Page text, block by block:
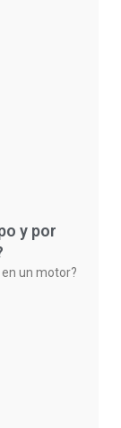
y por
un motor?